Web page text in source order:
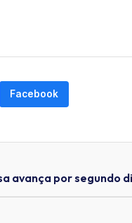
Facebook
avança por segundo